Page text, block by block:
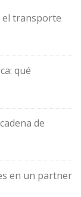
el transporte
qué
de
en un partner